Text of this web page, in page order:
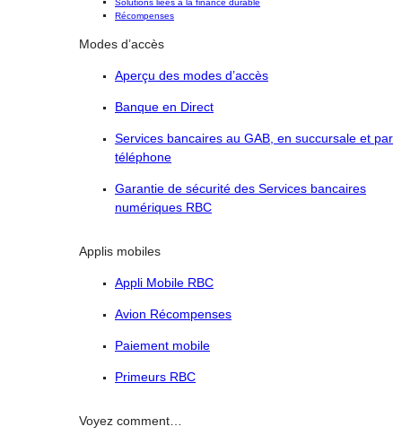
Solutions liées à la finance durable
Récompenses
Modes d’accès
Aperçu des modes d’accès
Banque en Direct
Services bancaires au GAB, en succursale et par
téléphone
Garantie de sécurité des Services bancaires
numériques RBC
Applis mobiles
Appli Mobile RBC
Avion Récompenses
Paiement mobile
Primeurs RBC
Voyez comment…